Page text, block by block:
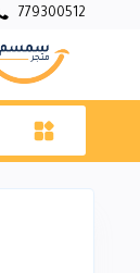
779300512